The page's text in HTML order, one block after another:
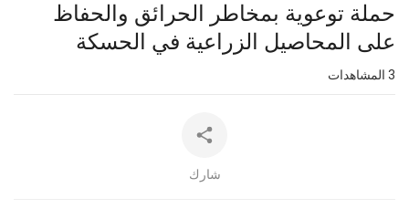
حملة توعوية بمخاطر الحرائق والحفاظ
على المحاصيل الزراعية في الحسكة
المشاهدات
شارك